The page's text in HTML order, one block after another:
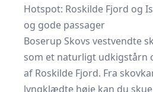
Hotspot: Roskilde Fjord og
og gode passager
Boserup Skovs vestvendte
som et naturligt udkigstårn
af Roskilde Fjord. Fra
lyngklædte høje kan du skue